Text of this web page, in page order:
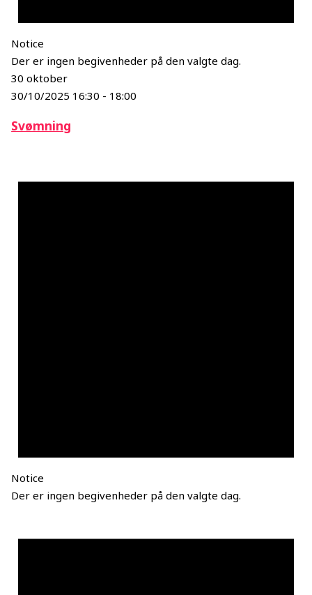
Notice
Der er ingen begivenheder på den valgte dag.
30 oktober
30/10/2025 16:30 - 18:00
Svømning
Notice
Der er ingen begivenheder på den valgte dag.